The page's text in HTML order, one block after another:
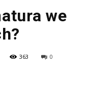
we
363 0